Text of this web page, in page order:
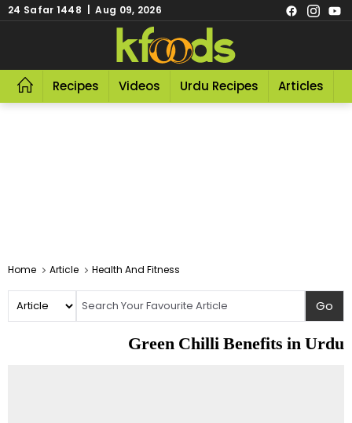
24 Safar 1448 | Aug 09, 2026
Recipes Videos Urdu Recipes Articles
Home Article Health And Fitness
Green Chilli Benefits in Urdu